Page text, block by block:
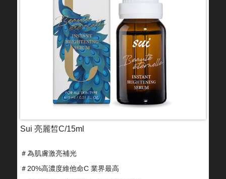
Sui 亮麗皙C/15ml
＃為肌膚激亮補光
＃20%高濃度維他命C 業界最高